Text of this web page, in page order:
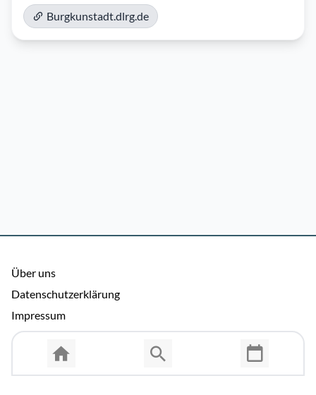
Burgkunstadt.dlrg.de
Über uns
Datenschutzerklärung
Impressum
Allgemeine Nutzungsbedingungen